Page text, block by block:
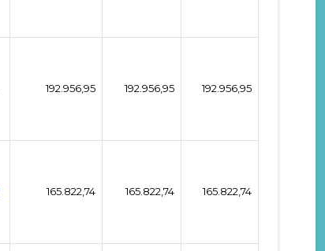
192.956,95 192.956,95 192.956,95
165.822,74 165.822,74 165.822,74